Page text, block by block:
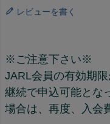
レビューを書く
※ご注意下さい※
JARL会員の有効期
継続で申込可能とな
場合は、再度、入会